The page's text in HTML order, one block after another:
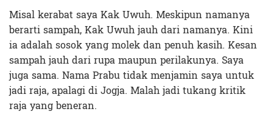
Misal kerabat saya Kak Uwuh. Meskipun namanya
berarti sampah, Kak Uwuh jauh dari namanya. Kini
ia adalah sosok yang molek dan penuh kasih. Kesan
sampah jauh dari rupa maupun perilakunya. Saya
juga sama. Nama Prabu tidak menjamin saya untuk
jadi raja, apalagi di Jogja. Malah jadi tukang kritik
raja yang beneran.